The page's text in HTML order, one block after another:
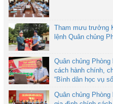
Tham mưu trưởng
lệnh Quân chủng
Quân chủng Phòng
cách hành chính,
“Bình dân học vụ
Quân chủng